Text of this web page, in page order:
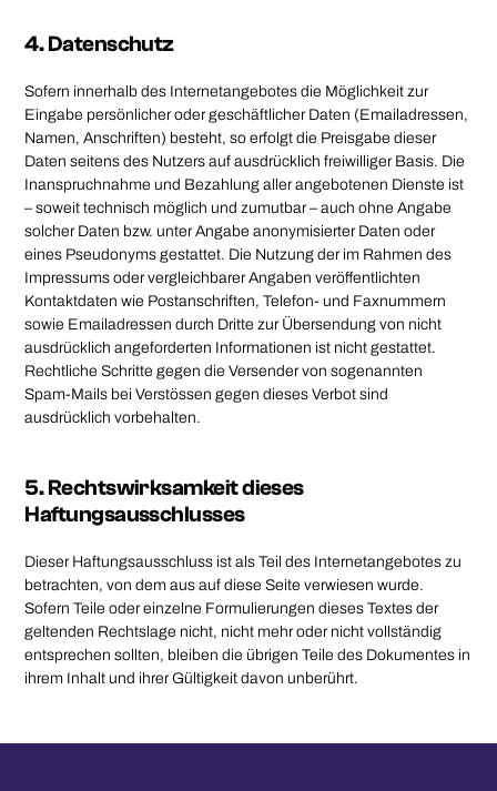
4. Datenschutz
Sofern innerhalb des Internetangebotes die Möglichkeit zur
Eingabe persönlicher oder geschäftlicher Daten (Emailadressen,
Namen, Anschriften) besteht, so erfolgt die Preisgabe dieser
Daten seitens des Nutzers auf ausdrücklich freiwilliger Basis. Die
Inanspruchnahme und Bezahlung aller angebotenen Dienste ist
– soweit technisch möglich und zumutbar – auch ohne Angabe
solcher Daten bzw. unter Angabe anonymisierter Daten oder
eines Pseudonyms gestattet. Die Nutzung der im Rahmen des
Impressums oder vergleichbarer Angaben veröffentlichten
Kontaktdaten wie Postanschriften, Telefon- und Faxnummern
sowie Emailadressen durch Dritte zur Übersendung von nicht
ausdrücklich angeforderten Informationen ist nicht gestattet.
Rechtliche Schritte gegen die Versender von sogenannten
Spam-Mails bei Verstössen gegen dieses Verbot sind
ausdrücklich vorbehalten.
5. Rechtswirksamkeit dieses
Haftungsausschlusses
Dieser Haftungsausschluss ist als Teil des Internetangebotes zu
betrachten, von dem aus auf diese Seite verwiesen wurde.
Sofern Teile oder einzelne Formulierungen dieses Textes der
geltenden Rechtslage nicht, nicht mehr oder nicht vollständig
entsprechen sollten, bleiben die übrigen Teile des Dokumentes in
ihrem Inhalt und ihrer Gültigkeit davon unberührt.